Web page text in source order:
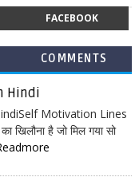
FACEBOOK
COMMENTS
Hindi
Motivation Lines
खिलौना है जो मिल गया सो